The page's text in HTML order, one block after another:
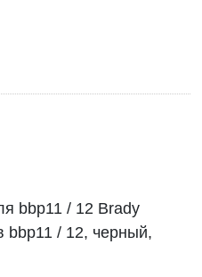
bbp11 / 12 Brady
bbp11 / 12, черный,